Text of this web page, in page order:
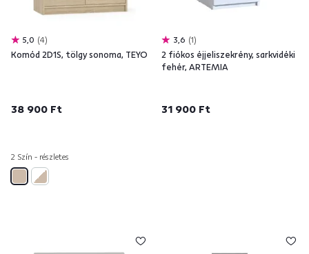
5,0 4
Komód 2D1S, tölgy sonoma, TEYO
38 900 Ft
2 Szín - részletes
3,6 1
2 fiókos éjjeliszekrény, sarkvidéki
fehér, ARTEMIA
31 900 Ft